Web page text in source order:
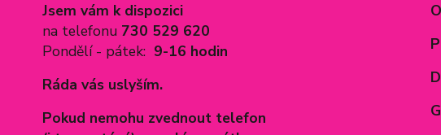
Jsem vám k dispozici
na telefonu 730 529 620
Pondělí - pátek: 9-16 hodin
Ráda vás uslyším.
Pokud nemohu zvednout telefon